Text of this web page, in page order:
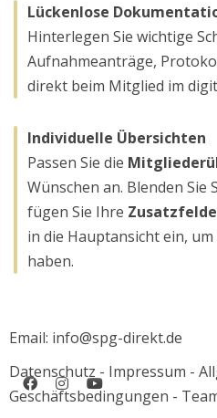
Lückenlose
Hinterlegen Sie wichtige
Aufnahmeanträge,
direkt beim Mitglied im
Individuelle Übersichten
Passen Sie die
Wünschen an. Blenden Sie
fügen Sie Ihre
in die Hauptansicht ein,
haben.
Email: info@spg-direkt.de
Datenschutz - Impressum -
Geschäftsbedingungen -